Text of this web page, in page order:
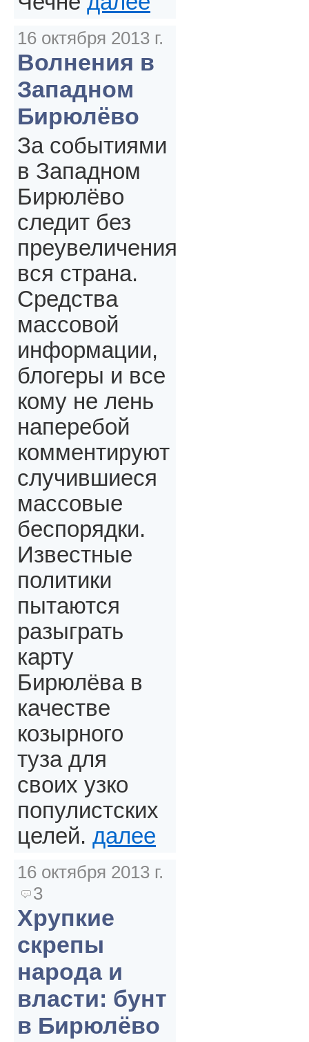
16 октября 2013 г.
Волнения в
Западном
Бирюлёво
За событиями
в Западном
Бирюлёво
следит без
преувеличения
вся страна.
Средства
массовой
информации,
блогеры и все
кому не лень
наперебой
комментируют
случившиеся
массовые
беспорядки.
Известные
политики
пытаются
разыграть
карту
Бирюлёва в
качестве
козырного
туза для
своих узко
популистских
целей. далее
16 октября 2013 г.
3
Хрупкие
скрепы
народа и
власти: бунт
в Бирюлёво